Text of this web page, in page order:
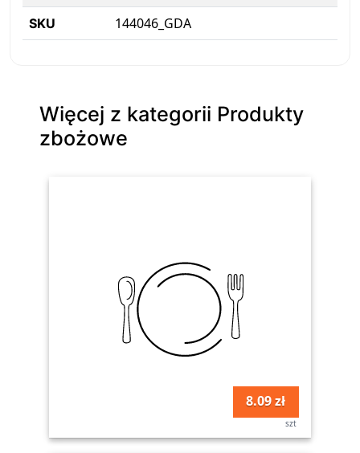
SKU 144046_GDA
Więcej z kategorii Produkty
zbożowe
8.09 zł
szt